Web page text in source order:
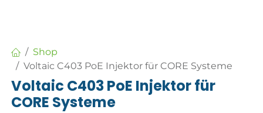
Shop
Voltaic C403 PoE Injektor für CORE Systeme
Voltaic C403 PoE Injektor für
CORE Systeme